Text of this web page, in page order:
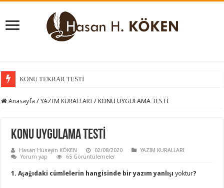
KONU TEKRAR TESTİ
Anasayfa / YAZIM KURALLARI / KONU UYGULAMA TESTİ
KONU UYGULAMA TESTİ
Hasan Hüseyin KÖKEN 02/08/2020
YAZIM KURALLARI
Yorum yap
65 Görüntülemeler
1. Aşağıdaki cümlelerin hangisinde bir yazım yanlışı yoktur?